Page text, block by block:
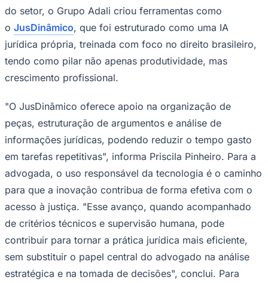
São Paulo
do setor, o Grupo Adali criou ferramentas como
o JusDinâmico, que foi estruturado como uma IA
jurídica própria, treinada com foco no direito brasileiro,
tendo como pilar não apenas produtividade, mas
crescimento profissional.
"O JusDinâmico oferece apoio na organização de
peças, estruturação de argumentos e análise de
informações jurídicas, podendo reduzir o tempo gasto
em tarefas repetitivas", informa Priscila Pinheiro. Para a
advogada, o uso responsável da tecnologia é o caminho
para que a inovação contribua de forma efetiva com o
acesso à justiça. "Esse avanço, quando acompanhado
de critérios técnicos e supervisão humana, pode
contribuir para tornar a prática jurídica mais eficiente,
sem substituir o papel central do advogado na análise
estratégica e na tomada de decisões", conclui. Para